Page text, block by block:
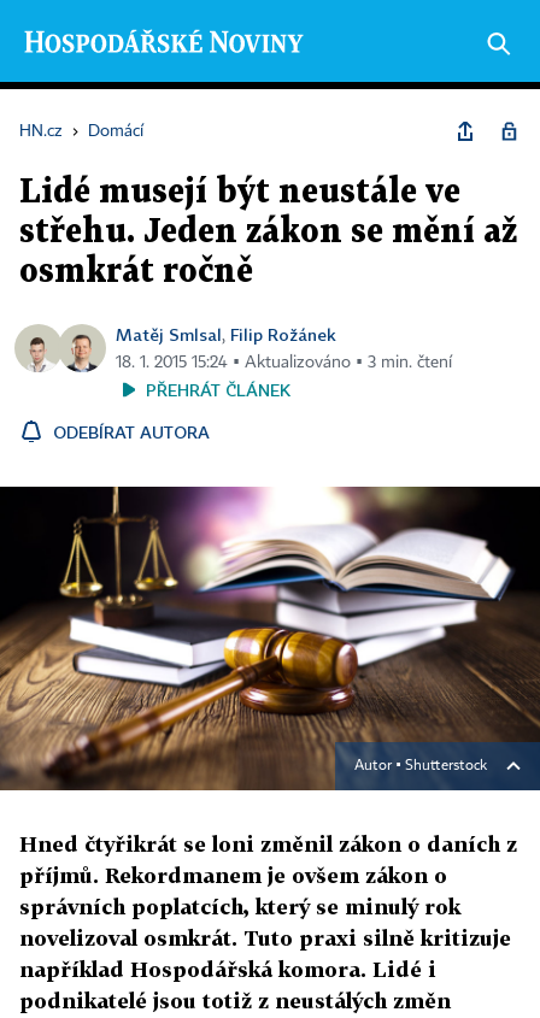
HN.cz › Domácí
Lidé musejí být neustále ve
střehu. Jeden zákon se mění až
osmkrát ročně
Matěj Smlsal, Filip Rožánek
18. 1. 2015 15:24 ▪ Aktualizováno ▪ 3 min. čtení
PŘEHRÁT ČLÁNEK
ODEBÍRAT AUTORA
Autor ▪ Shutterstock
Hned čtyřikrát se loni změnil zákon o daních z
příjmů. Rekordmanem je ovšem zákon o
správních poplatcích, který se minulý rok
novelizoval osmkrát. Tuto praxi silně kritizuje
například Hospodářská komora. Lidé i
podnikatelé jsou totiž z neustálých změn